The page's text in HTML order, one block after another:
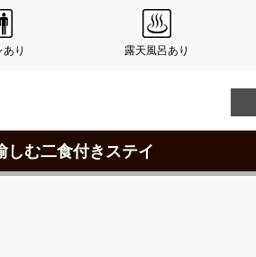
あり 露天風呂あり
しむ二食付きステイ